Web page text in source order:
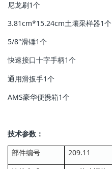
尼龙刷1个
3.81cm*15.24cm土壤采样器1个
5/8"滑锤1个
快速接口十字手柄1个
通用滑扳手1个
AMS豪华便携箱1个
技术参数：
部件编号
209.11